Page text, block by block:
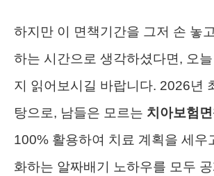
하지만 이 면책기간을 그저 손 놓
하는 시간으로 생각하셨다면, 오
지 읽어보시길 바랍니다. 2026년
탕으로, 남들은 모르는 치아보험
100% 활용하여 치료 계획을 세우
화하는 알짜배기 노하우를 모두